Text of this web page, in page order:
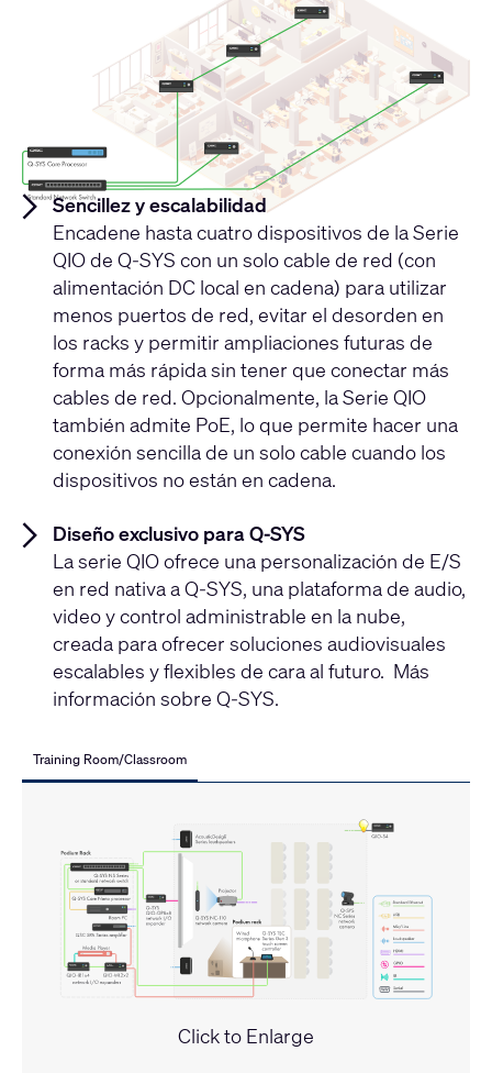
Sencillez y escalabilidad
Encadene hasta cuatro dispositivos de la Serie
QIO de Q-SYS con un solo cable de red (con
alimentación DC local en cadena) para utilizar
menos puertos de red, evitar el desorden en
los racks y permitir ampliaciones futuras de
forma más rápida sin tener que conectar más
cables de red. Opcionalmente, la Serie QIO
también admite PoE, lo que permite hacer una
conexión sencilla de un solo cable cuando los
dispositivos no están en cadena.
Diseño exclusivo para Q-SYS
La serie QIO ofrece una personalización de E/S
en red nativa a Q-SYS, una plataforma de audio,
video y control administrable en la nube,
creada para ofrecer soluciones audiovisuales
escalables y flexibles de cara al futuro. Más
información sobre Q-SYS.
Training Room/Classroom
Click to Enlarge